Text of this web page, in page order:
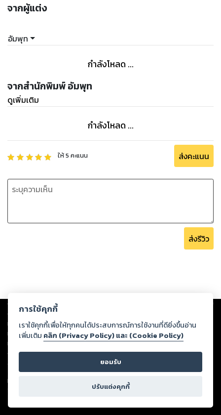
จากผู้แต่ง
อัมพุท
กำลังโหลด ...
จากสำนักพิมพ์ อัมพุท
ดูเพิ่มเติม
กำลังโหลด ...
ให้5 คะแนน ส่งคะแนน
ส่งรีวิว
Copyright © 2026
ต่อผลงานหรือเนื้อหาใดที่อัปโหลดผ่านเว็บไซต์และปรากฏว่าละเมิดสิทธิใน
ทรัพย์สินทางปัญญาของบุคคลอื่นหรือขัดต่อกฎหมายและศีลธรรม ดังนั้น ผู้อ่าน
ทุกท่านโปรดใช้วิจารณญาณในการกลั่นกรองด้วยตนเอง และหากท่านพบว่าส่วน
หนึ่งส่วนใดขัดต่อกฎหมายและศีลธรรม กรุณาแจ้งมายังบริษัท เพื่อทีมงานจะได้
ดำเนินการในทันที ทั้งนี้ ทางสตอรี่ล็อกขอสงวนลิขสิทธิ์ตามพระราชบัญญัติ
ลิขสิทธิ์ พ.ศ. 2537 (ฉบับล่าสุด)
For support: member@ookbee.com
Version
การใช้คุกกี้
เราใช้คุกกี้เพื่อให้ทุกคนได้ประสบการณ์การใช้งานที่ดียิ่งขึ้นอ่าน
เพิ่มเติม คลิก (Privacy Policy) และ (Cookie Policy)
ยอมรับ
ปรับแต่งคุกกี้